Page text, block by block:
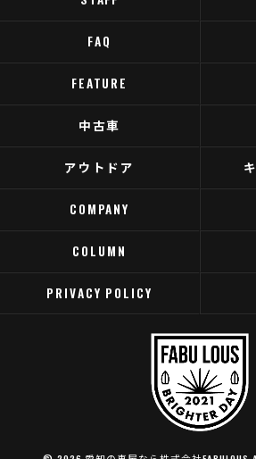
FAQ
FEATURE
中古車
アウトドア
COMPANY
COLUMN
PRIVACY POLICY